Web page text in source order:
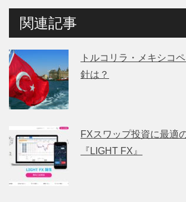
関連記事
トルコリラ・メキシコ
針は？
FXスワップ投資に最適
『LIGHT FX』